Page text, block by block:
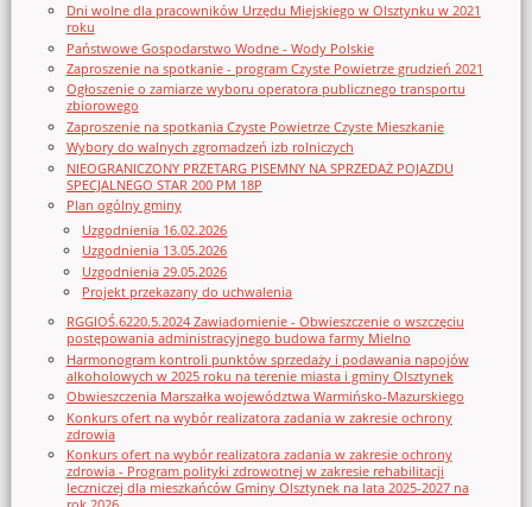
Dni wolne dla pracowników Urzędu Miejskiego w Olsztynku w 2021
roku
Państwowe Gospodarstwo Wodne - Wody Polskie
Zaproszenie na spotkanie - program Czyste Powietrze grudzień 2021
Ogłoszenie o zamiarze wyboru operatora publicznego transportu
zbiorowego
Zaproszenie na spotkania Czyste Powietrze Czyste Mieszkanie
Wybory do walnych zgromadzeń izb rolniczych
NIEOGRANICZONY PRZETARG PISEMNY NA SPRZEDAŻ POJAZDU
SPECJALNEGO STAR 200 PM 18P
Plan ogólny gminy
Uzgodnienia 16.02.2026
Uzgodnienia 13.05.2026
Uzgodnienia 29.05.2026
Projekt przekazany do uchwalenia
RGGIOŚ.6220.5.2024 Zawiadomienie - Obwieszczenie o wszczęciu
postępowania administracyjnego budowa farmy Mielno
Harmonogram kontroli punktów sprzedaży i podawania napojów
alkoholowych w 2025 roku na terenie miasta i gminy Olsztynek
Obwieszczenia Marszałka województwa Warmińsko-Mazurskiego
Konkurs ofert na wybór realizatora zadania w zakresie ochrony
zdrowia
Konkurs ofert na wybór realizatora zadania w zakresie ochrony
zdrowia - Program polityki zdrowotnej w zakresie rehabilitacji
leczniczej dla mieszkańców Gminy Olsztynek na lata 2025-2027 na